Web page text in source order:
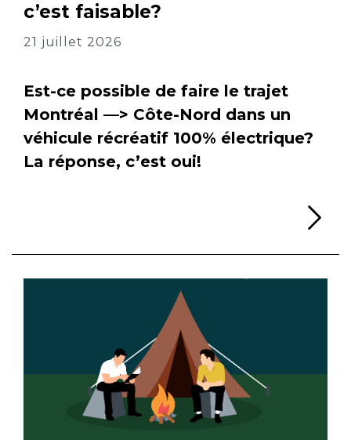
c’est faisable?
21 juillet 2026
Est-ce possible de faire le trajet
Montréal —> Côte-Nord dans un
véhicule récréatif 100% électrique?
La réponse, c’est oui!